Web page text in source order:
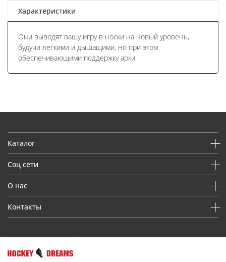
Характеристики
Они выводят вашу игру в носки на новый уровень,
будучи легкими и дышащими, но при этом
обеспечивающими поддержку арки.
Каталог
Соц сети
О нас
Контакты